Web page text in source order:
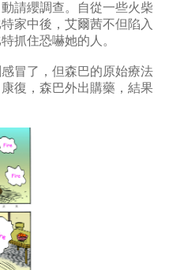
請纓調查。自從一些火柴
家中後，艾爾茜不但陷入
抓住恐嚇她的人。
冒了，但森巴的原始療法
復，森巴外出購藥，結果